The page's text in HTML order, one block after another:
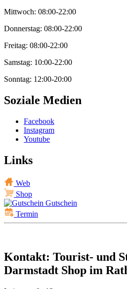
Mittwoch: 08:00-22:00
Donnerstag: 08:00-22:00
Freitag: 08:00-22:00
Samstag: 10:00-22:00
Sonntag: 12:00-20:00
Soziale Medien
Facebook
Instagram
Youtube
Links
Web
Shop
Gutschein
Termin
Kontakt: Tourist- und
Darmstadt Shop im